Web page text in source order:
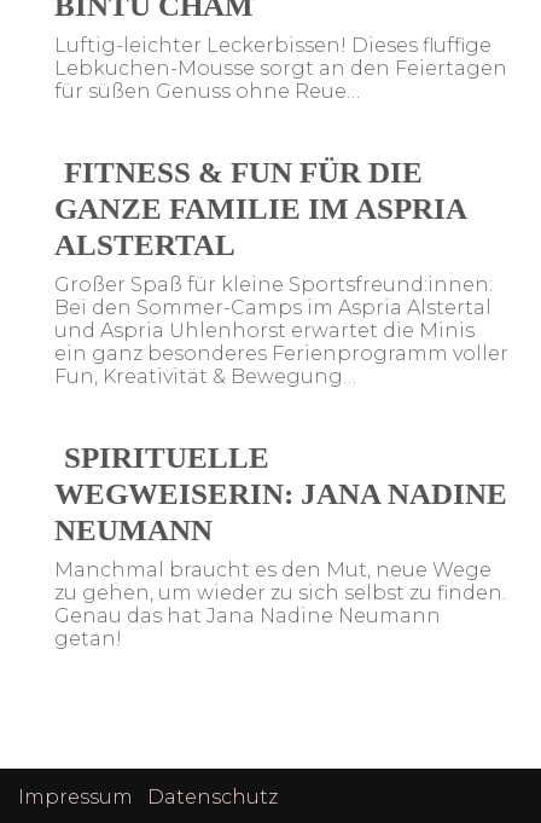
Luftig-leichter Leckerbissen! Dieses fluffige
Lebkuchen-Mousse sorgt an den Feiertagen
für süßen Genuss ohne Reue…
FITNESS & FUN FÜR DIE
GANZE FAMILIE IM ASPRIA
ALSTERTAL
Großer Spaß für kleine Sportsfreund:innen:
Bei den Sommer-Camps im Aspria Alstertal
und Aspria Uhlenhorst erwartet die Minis
ein ganz besonderes Ferienprogramm voller
Fun, Kreativität & Bewegung…
SPIRITUELLE
WEGWEISERIN: JANA NADINE
NEUMANN
Manchmal braucht es den Mut, neue Wege
zu gehen, um wieder zu sich selbst zu finden.
Genau das hat Jana Nadine Neumann
getan!
Impressum Datenschutz